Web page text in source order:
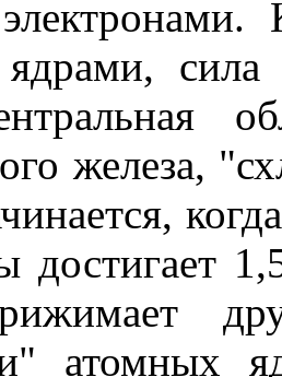
железа,
достигает
атомных